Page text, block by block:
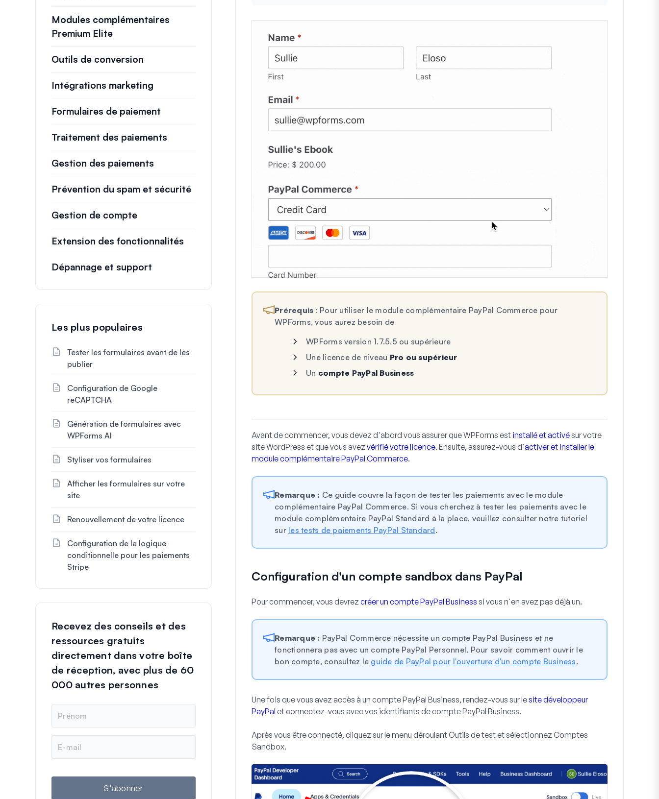
Prérequis : Pour utiliser le module complémentaire PayPal Commerce pour
WPForms, vous aurez besoin de
WPForms version 1.7.5.5 ou supérieure
Une licence de niveau Pro ou supérieur
Un compte PayPal Business
Avant de commencer, vous devez d'abord vous assurer que WPForms est installé et activésur votre
site WordPress et que vous avez vérifié votre licence. Ensuite, assurez-vous d'activer et installer le
module complémentaire PayPal Commerce.
Remarque : Ce guide couvre la façon de tester les paiements avec le module
complémentaire PayPal Commerce. Si vous cherchez à tester les paiements avec le
module complémentaire PayPal Standard à la place, veuillez consulter notre tutoriel
sur les tests de paiements PayPal Standard.
Configuration d'un compte sandbox dans PayPal
Pour commencer, vous devrez créer un compte PayPal Business si vous n'en avez pas déjà un.
Remarque : PayPal Commerce nécessite un compte PayPal Business et ne
fonctionnera pas avec un compte PayPal Personnel. Pour savoir comment ouvrir le
bon compte, consultez le guide de PayPal pour l'ouverture d'un compte Business.
Une fois que vous avez accès à un compte PayPal Business, rendez-vous sur lesite développeur
PayPal et connectez-vous avec vos identifiants de compte PayPal Business.
Après vous être connecté, cliquez sur le menu déroulant Outils de testet sélectionnez Comptes
Sandbox.
Modules complémentaires
Premium Elite
Outils de conversion
Intégrations marketing
Formulaires de paiement
Traitement des paiements
Gestion des paiements
Prévention du spam et sécurité
Gestion de compte
Extension des fonctionnalités
Dépannage et support
Les plus populaires
Tester les formulaires avant de les
publier
Configuration de Google
reCAPTCHA
Génération de formulaires avec
WPForms AI
Styliser vos formulaires
Afficher les formulaires sur votre
site
Renouvellement de votre licence
Configuration de la logique
conditionnelle pour les paiements
Stripe
Recevez des conseils et des
ressources gratuits
directement dans votre boîte
de réception, avec plus de 60
000 autres personnes
m
m
i
S'abonner